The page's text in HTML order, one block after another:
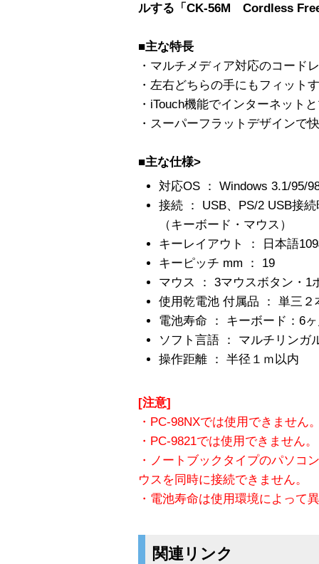
ルする「CK-56M Cordless
■主な特長
・マルチメディア対応のコード
・左右どちらの手にもフィット
・iTouch機能でインターネット
・スーパーフラットデザインで
■主な仕様>
対応OS ： Windows 3.1/95/
接続 ： USB、PS/2 USB接
（キーボード・マウス）
キーレイアウト ： 日本語
キーピッチ mm ： 19
マウス ： 3マウスボタン・1
使用乾電池 付属品 ： 単三
電池寿命 ： キーボード：6
ソフト言語 ： マルチリンガ
操作距離 ： 半径１ｍ以内
[注意]
・PC-98NXでは使用できません
・PC-9821では使用できません。
・ノートブックタイプのパソコ
ウスを同時に接続できません。
・電池寿命は使用環境によって
関連リンク